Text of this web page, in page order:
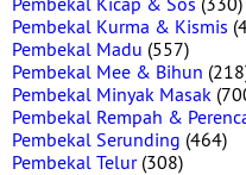
Pembekal Kurma & Kismis
Pembekal Madu (557)
Pembekal Mee & Bihun
Pembekal Minyak Masak
Pembekal Rempah &
Pembekal Serunding (464)
Pembekal Telur(308)